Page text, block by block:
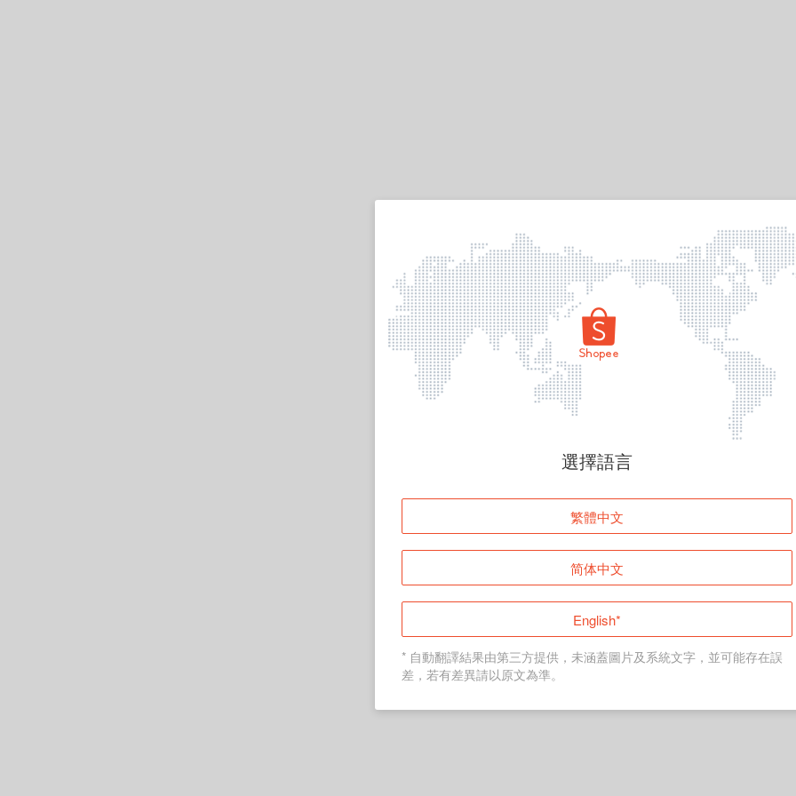
頁面無法顯示
登入
返回首頁
選擇語言
繁體中文
简体中文
English*
* 自動翻譯結果由第三方提供，未涵蓋圖片及系統文字，並可能存在誤
差，若有差異請以原文為準。